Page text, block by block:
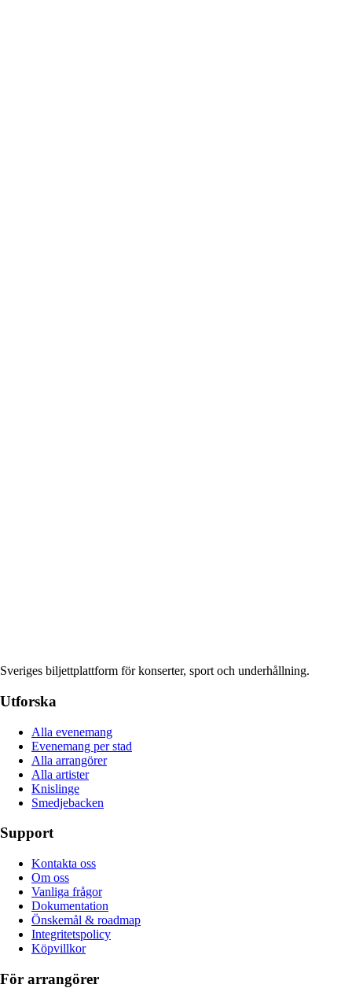
Sveriges biljettplattform för konserter, sport och underhållning.
Utforska
Alla evenemang
Evenemang per stad
Alla arrangörer
Alla artister
Knislinge
Smedjebacken
Support
Kontakta oss
Om oss
Vanliga frågor
Dokumentation
Önskemål & roadmap
Integritetspolicy
Köpvillkor
För arrangörer